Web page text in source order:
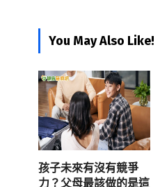
You May Also Like!
孩子未來有沒有競爭
力？父母最該做的是這